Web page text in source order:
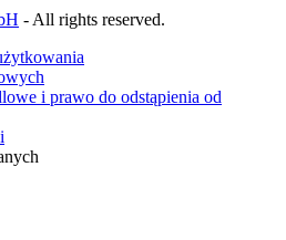
- All rights reserved.
i prawo do odstąpienia od